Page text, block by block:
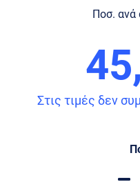
Ποσ. ανά
Στις τιμές δεν